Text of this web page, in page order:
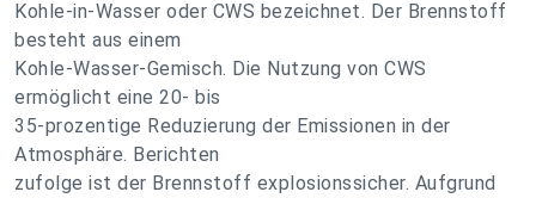
Kohle-in-Wasser oder CWS bezeichnet. Der Brennstoff
besteht aus einem
Kohle-Wasser-Gemisch. Die Nutzung von CWS
ermöglicht eine 20- bis
35-prozentige Reduzierung der Emissionen in der
Atmosphäre. Berichten
zufolge ist der Brennstoff explosionssicher. Aufgrund